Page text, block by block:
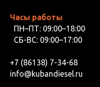
Часы работы
ПН–ПТ: 09:00–18:00
СБ-ВС: 09:00–17:00
+7 (86138) 7-34-68
info@kubandiesel.ru